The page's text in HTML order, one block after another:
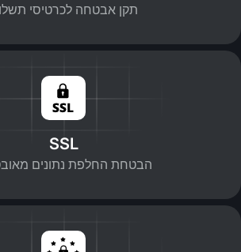
תקן אבטחה לכרטיסי
SSL
הבטחת החלפת נתונים